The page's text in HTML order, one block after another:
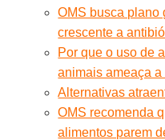
OMS busca plano
crescente a
Por que o uso de
animais ameaça
Alternativas
OMS recomenda
alimentos parem